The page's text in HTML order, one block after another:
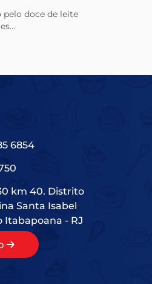
pelo doce de leite
6854
km 40. Distrito
Santa Isabel
Itabapoana - RJ